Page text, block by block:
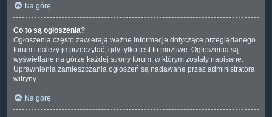
Na górę
Co to są ogłoszenia?
Ogłoszenia często zawierają ważne informacje dotyczące przeglądanego
forum i należy je przeczytać, gdy tylko jest to możliwe. Ogłoszenia są
wyświetlane na górze każdej strony forum, w którym zostały napisane.
Uprawnienia zamieszczania ogłoszeń są nadawane przez administratora
witryny.
Na górę